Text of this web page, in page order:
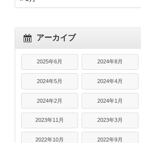
アーカイブ
2025年6月 2024年8月
2024年5月 2024年4月
2024年2月 2024年1月
2023年11月 2023年3月
2022年10月 2022年9月